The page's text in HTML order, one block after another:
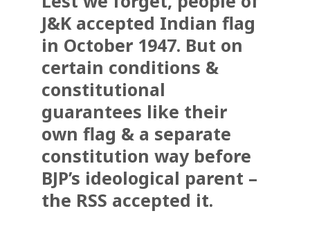
J&K accepted Indian flag
in October 1947. But on
certain conditions &
constitutional
guarantees like their
own flag & a separate
constitution way before
BJP’s ideological parent –
the RSS accepted it.